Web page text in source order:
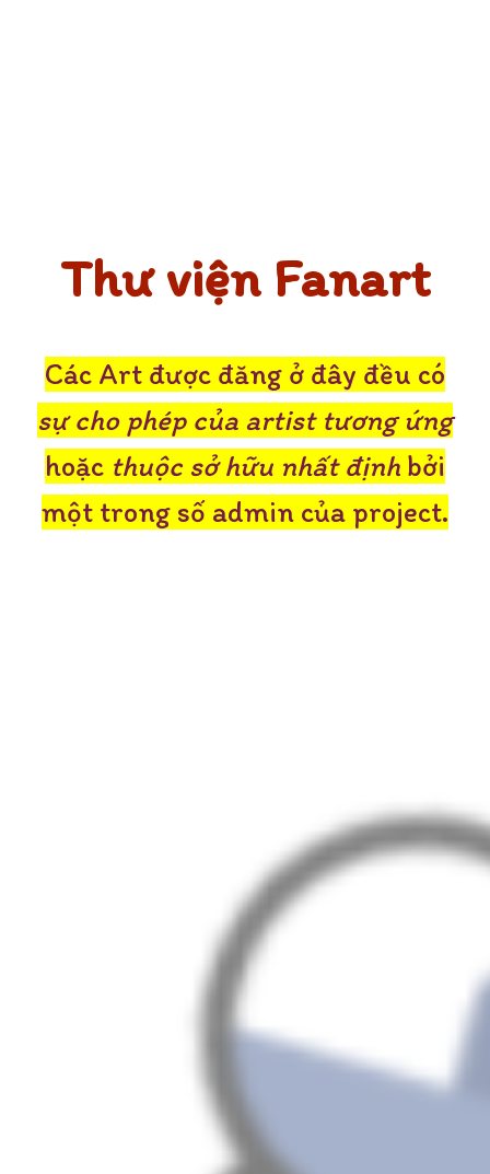
Thư viện Fanart
Các Art được đăng ở đây đều có
sự cho phép của artist tương ứng
hoặc thuộc sở hữu nhất định bởi
một trong số admin của project.